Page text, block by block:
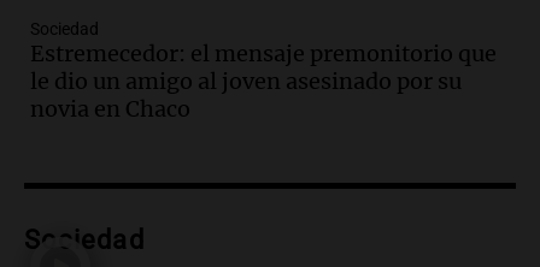
nevada en Mendoza este fin de semana
tras condiciones invernales
Panorama Federal
Episodios
cuando el padre mira mucho el teléfono?
Episodios
Sociedad
Estremecedor: el mensaje premonitorio que
le dio un amigo al joven asesinado por su
novia en Chaco
Sociedad